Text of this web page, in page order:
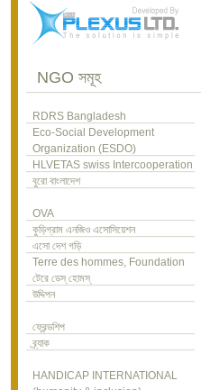
NGO সমূহ
RDRS Bangladesh
Eco-Social Development
Organization (ESDO)
HLVETAS swiss Intercooperation
বুরো বাংলাদেশ
OVA
কুড়িগ্রাম এনজিও এসোসিয়েশন
এসো দেশ গড়ি
Terre des hommes, Foundation
টেরে ডেস্ হোমস্
উদ্দিপন
ফ্রেন্ডশিপ
ব্র্যাক
HANDICAP INTERNATIONAL